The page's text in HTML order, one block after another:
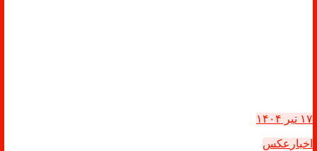
۱۷ تیر ۱۴۰۴
اخبار عکس